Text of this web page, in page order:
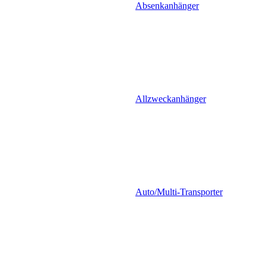
Absenkanhänger
Allzweckanhänger
Auto/Multi-Transporter